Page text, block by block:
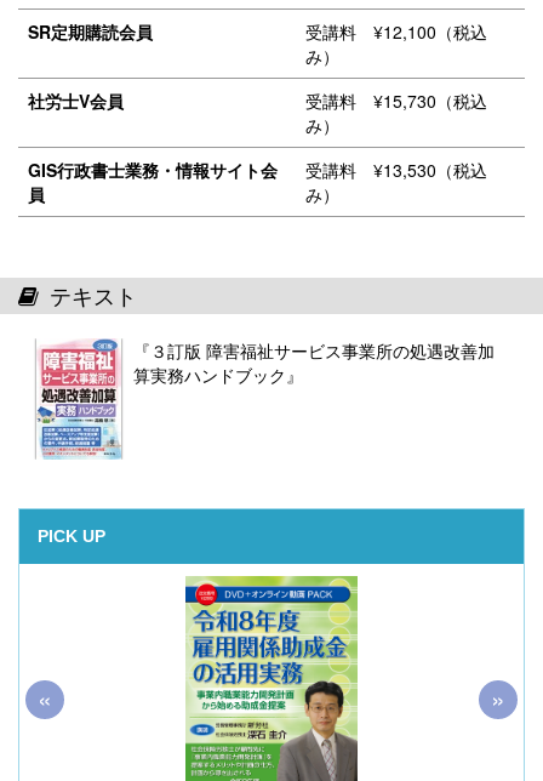
SR定期購読会員
受講料 ¥12,100（税込
み）
社労士V会員
受講料 ¥15,730（税込
み）
GIS行政書士業務・情報サイト会
員
受講料 ¥13,530（税込
み）
テキスト
『３訂版 障害福祉サービス事業所の処遇改善加
算実務ハンドブック』
PICK UP
« »